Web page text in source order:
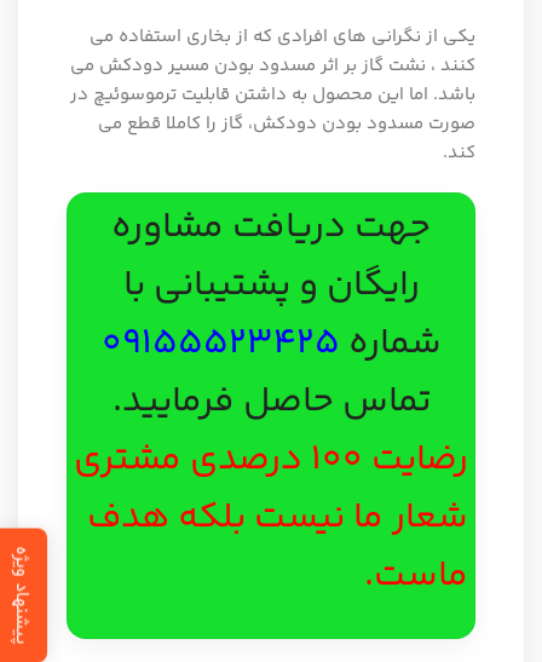
یکی از نگرانی های افرادی که از بخاری استفاده می
کنند ، نشت گاز بر اثر مسدود بودن مسیر دودکش می
باشد. اما این محصول به داشتن قابلیت ترموسوئیچ در
صورت مسدود بودن دودکش، گاز را کاملا قطع می
کند.
جهت دریافت مشاوره
رایگان و پشتیبانی با
شماره 09155523425
تماس حاصل فرمایید.
رضایت 100 درصدی مشتری
شعار ما نیست بلکه هدف
ماست.
پیشنهاد ویژه